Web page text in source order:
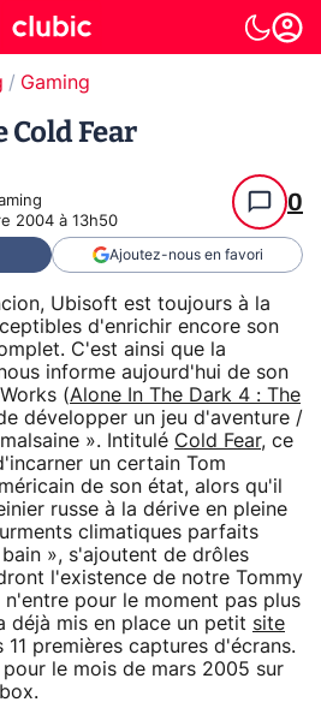
Gaming
Fear
2004 à 13h50
0
Ajoutez-nous en favori
Ubisoft est toujours à la
d'enrichir encore son
C'est ainsi que la
informe aujourd'hui de son
(Alone In The Dark 4 : The
développer un jeu d'aventure /
». Intitulé Cold Fear, ce
un certain Tom
de son état, alors qu'il
russe à la dérive en pleine
climatiques parfaits
», s'ajoutent de drôles
l'existence de notre Tommy
pour le moment pas plus
déjà mis en place un petit site
premières captures d'écrans.
le mois de mars 2005 sur